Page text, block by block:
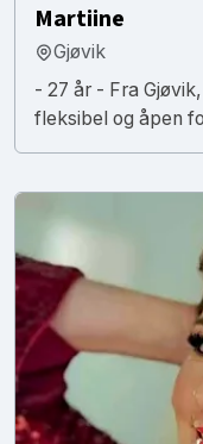
Martiine
Gjøvik
- 27 år - Fra
fleksibel og åpen